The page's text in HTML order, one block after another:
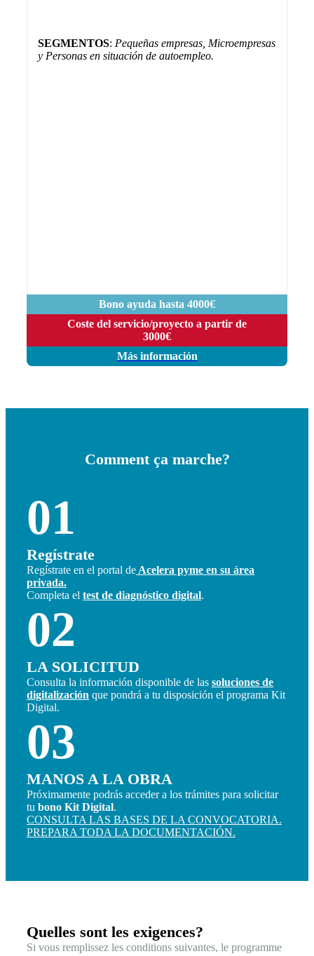
SEGMENTOS: Pequeñas empresas, Microempresas
y Personas en situación de autoempleo.
Bono ayuda hasta 4000€
Coste del servicio/proyecto a partir de
3000€
Más información
Comment ça marche?
01
Regístrate
Regístrate en el portal de Acelera pyme en su área
privada.
Completa el test de diagnóstico digital.
02
LA SOLICITUD
Consulta la información disponible de las soluciones de
digitalización que pondrá a tu disposición el programa Kit
Digital.
03
MANOS A LA OBRA
Próximamente podrás acceder a los trámites para solicitar
tu bono Kit Digital.
CONSULTA LAS BASES DE LA CONVOCATORIA.
PREPARA TODA LA DOCUMENTACIÓN.
Quelles sont les exigences?
Si vous remplissez les conditions suivantes, le programme